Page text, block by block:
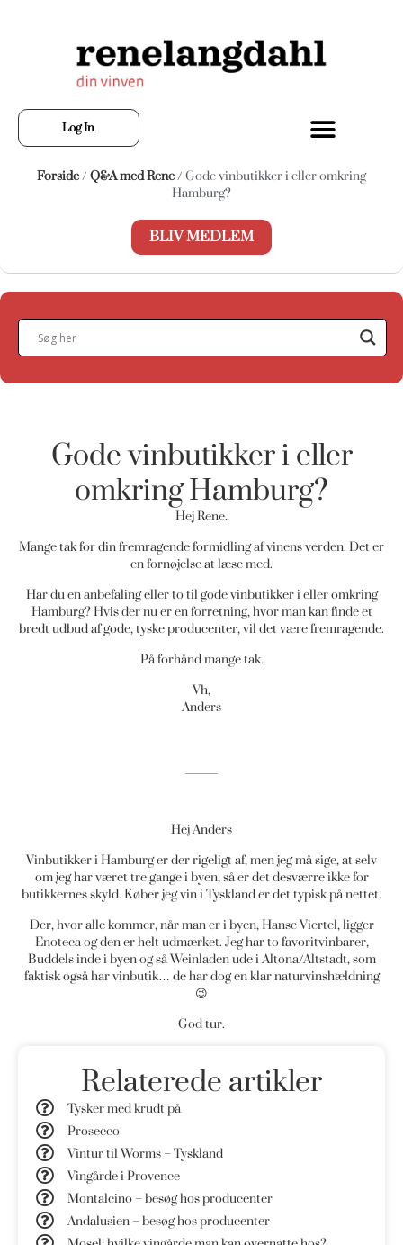
Log In
Forside/ Q&A med Rene/ Gode vinbutikker i eller omkring
Hamburg?
BLIV MEDLEM
Gode vinbutikker i eller
omkring Hamburg?
Hej Rene.
Mange tak for din fremragende formidling af vinens verden. Det er
en fornøjelse at læse med.
Har du en anbefaling eller to til gode vinbutikker i eller omkring
Hamburg? Hvis der nu er en forretning, hvor man kan finde et
bredt udbud af gode, tyske producenter, vil det være fremragende.
På forhånd mange tak.
Vh,
Anders
Hej Anders
Vinbutikker i Hamburg er der rigeligt af, men jeg må sige, at selv
om jeg har været tre gange i byen, så er det desværre ikke for
butikkernes skyld. Køber jeg vin i Tyskland er det typisk på nettet.
Der, hvor alle kommer, når man er i byen, Hanse Viertel, ligger
Enoteca og den er helt udmærket. Jeg har to favoritvinbarer,
Buddels inde i byen og så Weinladen ude i Altona/Altstadt, som
faktisk også har vinbutik… de har dog en klar naturvinshældning
😉
God tur.
Relaterede artikler
Tysker med krudt på
Prosecco
Vintur til Worms – Tyskland
Vingårde i Provence
Montalcino – besøg hos producenter
Andalusien – besøg hos producenter